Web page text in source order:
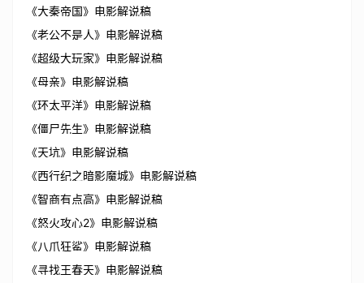
《大秦帝国》电影解说稿
《老公不是人》电影解说稿
《超级大玩家》电影解说稿
《母亲》电影解说稿
《环太平洋》电影解说稿
《僵尸先生》电影解说稿
《天坑》电影解说稿
《西行纪之暗影魔城》电影解说稿
《智商有点高》电影解说稿
《怒火攻心2》电影解说稿
《八爪狂鲨》电影解说稿
《寻找王春天》电影解说稿